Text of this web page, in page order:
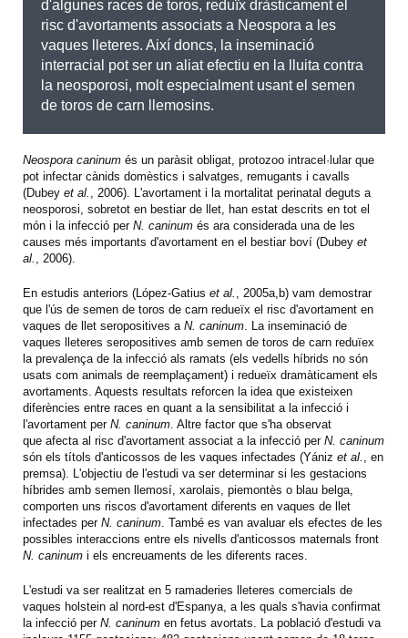
d'algunes races de toros, reduïx dràsticament el
risc d'avortaments associats a Neospora a les
vaques lleteres. Així doncs, la inseminació
interracial pot ser un aliat efectiu en la lluita contra
la neosporosi, molt especialment usant el semen
de toros de carn llemosins.
Neospora caninum és un paràsit obligat, protozoo intracel·lular que
pot infectar cànids domèstics i salvatges, remugants i cavalls
(Dubey et al.
, 2006). L'avortament i la mortalitat perinatal deguts a
neosporosi, sobretot en bestiar de llet, han estat descrits en tot el
món i la infecció per N. caninum és ara considerada una de les
causes més importants d'avortament en el bestiar boví (Dubey et
al.
, 2006).
En estudis anteriors (López-Gatius et al.
, 2005a,b) vam demostrar
que l'ús de semen de toros de carn redueïx el risc d'avortament en
vaques de llet seropositives a N. caninum . La inseminació de
vaques lleteres seropositives amb semen de toros de carn reduïex
la prevalença de la infecció als ramats (els vedells híbrids no són
usats com animals de reemplaçament) i redueïx dramàticament els
avortaments. Aquests resultats reforcen la idea que existeixen
diferències entre races en quant a la sensibilitat a la infecció i
l'avortament per N. caninum . Altre factor que s'ha observat
que afecta al risc d'avortament associat a la infecció per N. caninum
són els títols d'anticossos de les vaques infectades (Yániz et al.
, en
premsa). L'objectiu de l'estudi va ser determinar si les gestacions
híbrides amb semen llemosí, xarolais, piemontès o blau belga,
comporten uns riscos d'avortament diferents en vaques de llet
infectades per N. caninum . També es van avaluar els efectes de les
possibles interaccions entre els nivells d'anticossos maternals front
N. caninum i els encreuaments de les diferents races.
L'estudi va ser realitzat en 5 ramaderies lleteres comercials de
vaques holstein al nord-est d'Espanya, a les quals s'havia confirmat
la infecció per N. caninum en fetus avortats. La població d'estudi va